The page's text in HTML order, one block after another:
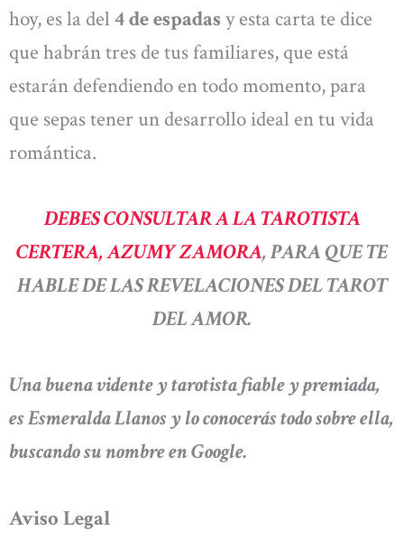
hoy, es la del 4 de espadas y esta carta te dice
que habrán tres de tus familiares, que está
estarán defendiendo en todo momento, para
que sepas tener un desarrollo ideal en tu vida
romántica.
DEBES CONSULTAR A LA TAROTISTA
CERTERA, AZUMY ZAMORA, PARA QUE TE
HABLE DE LAS REVELACIONES DEL TAROT
DEL AMOR.
Una buena vidente y tarotista fiable y premiada,
es Esmeralda Llanos y lo conocerás todo sobre ella,
buscando su nombre en Google.
Aviso Legal